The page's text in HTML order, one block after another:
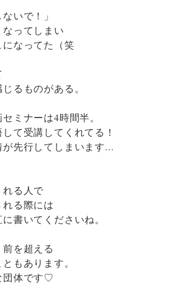
いで！」
ってしまい
なってた（笑
るものがある。
ミナーは4時間半。
て受講してくれてる！
先行してしまいます...
る人で
る際には
書いてくださいね。
を超える
もあります。
団体です♡